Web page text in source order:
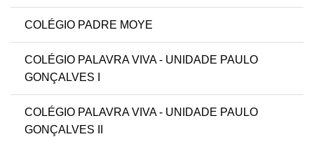
COLÉGIO PADRE MOYE
COLÉGIO PALAVRA VIVA - UNIDADE PAULO
GONÇALVES I
COLÉGIO PALAVRA VIVA - UNIDADE PAULO
GONÇALVES II